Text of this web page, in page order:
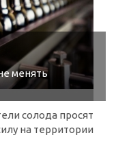
менять
солода просят
на территории